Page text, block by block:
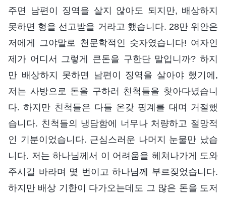
주면 남편이 징역을 살지 않아도 되지만, 배상하지
못하면 형을 선고받을 거라고 했습니다. 28만 위안은
저에게 그야말로 천문학적인 숫자였습니다! 여자인
제가 어디서 그렇게 큰돈을 구한단 말입니까? 하지
만 배상하지 못하면 남편이 징역을 살아야 했기에,
저는 사방으로 돈을 구하러 친척들을 찾아다녔습니
다. 하지만 친척들은 다들 온갖 핑계를 대며 거절했
습니다. 친척들의 냉담함에 너무나 처량하고 절망적
인 기분이었습니다. 근심스러운 나머지 눈물만 났습
니다. 저는 하나님께서 이 어려움을 헤쳐나가게 도와
주시길 바라며 몇 번이고 하나님께 부르짖었습니다.
하지만 배상 기한이 다가오는데도 그 많은 돈을 도저